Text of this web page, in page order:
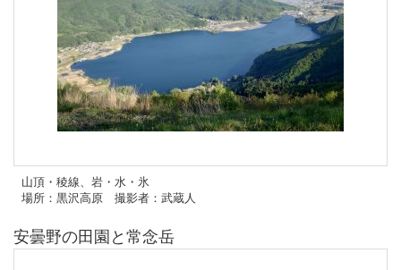
山頂・稜線、岩・水・氷
場所：黒沢高原 撮影者：武蔵人
安曇野の田園と常念岳